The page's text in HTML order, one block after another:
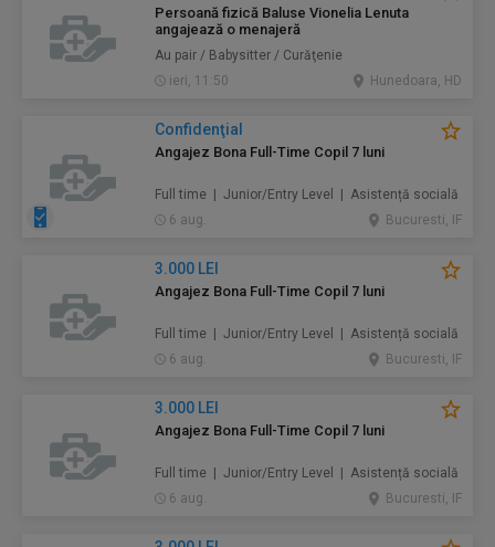
Persoană fizică Baluse Vionelia Lenuta
angajează o menajeră
Au pair / Babysitter / Curăţenie
ieri, 11:50
Hunedoara, HD
Confidenţial
Angajez Bona Full-Time Copil 7 luni
Full time | Junior/Entry Level | Asistență socială
6 aug.
Bucuresti, IF
3.000 LEI
Angajez Bona Full-Time Copil 7 luni
Full time | Junior/Entry Level | Asistență socială
6 aug.
Bucuresti, IF
3.000 LEI
Angajez Bona Full-Time Copil 7 luni
Full time | Junior/Entry Level | Asistență socială
6 aug.
Bucuresti, IF